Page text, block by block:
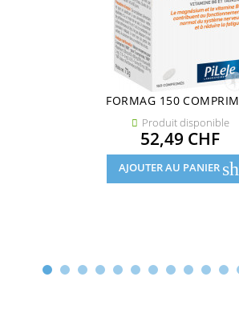
FORMAG 150
 Produit disponible
Prix
52,49 CHF
AJOUTER AU PANIER